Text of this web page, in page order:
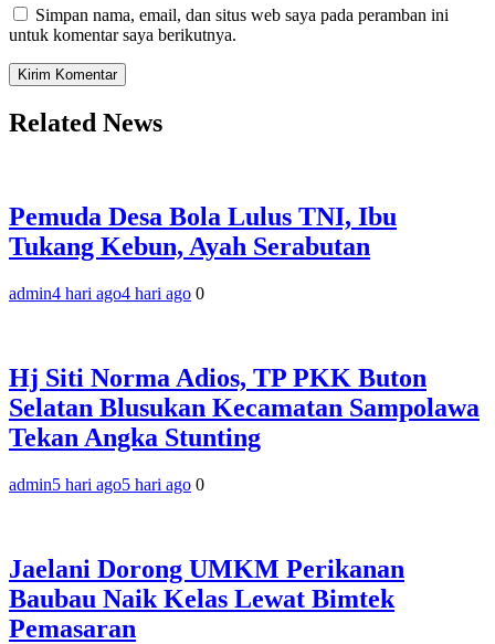
Simpan nama, email, dan situs web saya pada peramban ini
untuk komentar saya berikutnya.
Related News
Pemuda Desa Bola Lulus TNI, Ibu
Tukang Kebun, Ayah Serabutan
admin4 hari ago4 hari ago 0
Hj Siti Norma Adios, TP PKK Buton
Selatan Blusukan Kecamatan Sampolawa
Tekan Angka Stunting
admin5 hari ago5 hari ago 0
Jaelani Dorong UMKM Perikanan
Baubau Naik Kelas Lewat Bimtek
Pemasaran